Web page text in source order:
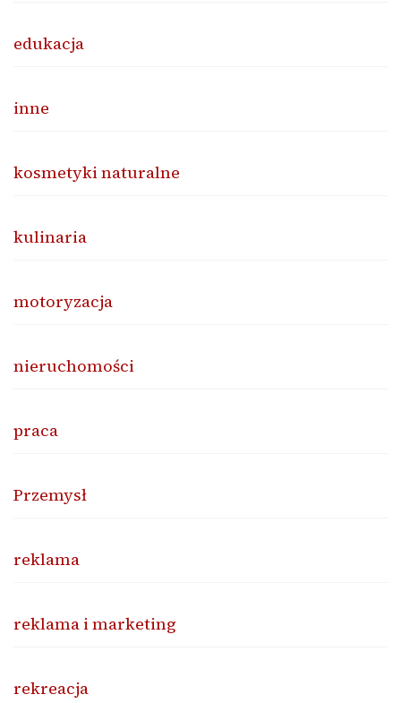
edukacja
inne
kosmetyki naturalne
kulinaria
motoryzacja
nieruchomości
praca
Przemysł
reklama
reklama i marketing
rekreacja